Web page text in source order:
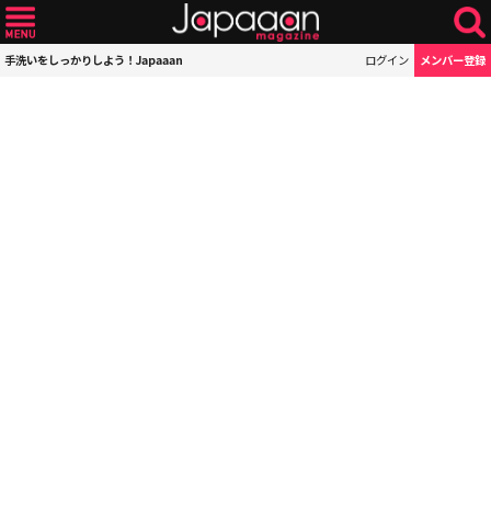
手洗いをしっかりしよう！Japaaan ログイン メンバー登録